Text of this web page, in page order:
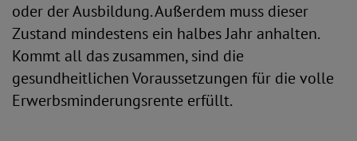
oder der Ausbildung. Außerdem muss dieser
Zustand mindestens ein halbes Jahr anhalten.
Kommt all das zusammen, sind die
gesundheitlichen Voraussetzungen für die volle
Erwerbsminderungsrente erfüllt.